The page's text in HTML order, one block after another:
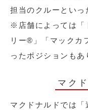
担当のクルーといっ
※店舗によっては「
リー®︎」「マックカ
ったポジションもあ
マク
マクドナルドでは